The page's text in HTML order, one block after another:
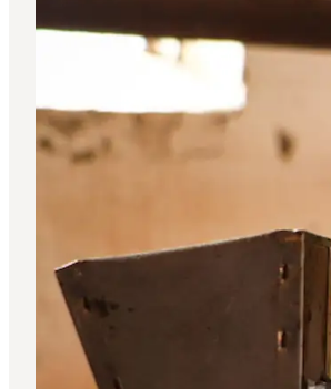
Byer & Steder
Planlæg din ferie
Booking